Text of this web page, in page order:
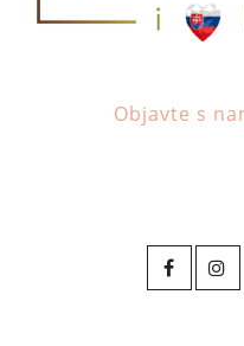
Objavte s